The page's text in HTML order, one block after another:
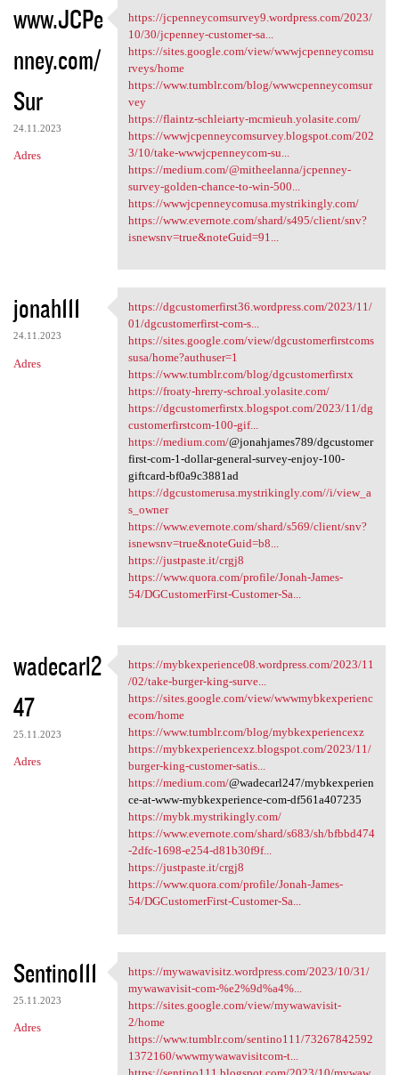
www.JCPe
nney.com/
Sur
24.11.2023
Adres
https://jcpenneycomsurvey9
https://jcpenneycomsurvey9.wordpress.com/2023/
10/30/jcpenney-customer-sa...
https://sites.google.com/view/wwwjcpenneycomsu
rveys/home
https://www.tumblr.com/blog/wwwcpenneycomsur
vey
https://flaintz-schleiarty-mcmieuh.yolasite.com/
https://wwwjcpenneycomsurvey.blogspot.com/202
3/10/take-wwwjcpenneycom-su...
https://medium.com/@mitheelanna/jcpenney-
survey-golden-chance-to-win-500...
https://wwwjcpenneycomusa.mystrikingly.com/
https://www.evernote.com/shard/s495/client/snv?
isnewsnv=true&noteGuid=91...
jonah111
24.11.2023
Adres
https://dgcustomerfirst36
https://dgcustomerfirst36.wordpress.com/2023/11/
01/dgcustomerfirst-com-s...
https://sites.google.com/view/dgcustomerfirstcoms
susa/home?authuser=1
https://www.tumblr.com/blog/dgcustomerfirstx
https://froaty-hrerry-schroal.yolasite.com/
https://dgcustomerfirstx.blogspot.com/2023/11/dg
customerfirstcom-100-gif...
https://medium.com/@jonahjames789/dgcustomer
first-com-1-dollar-general-survey-enjoy-100-
giftcard-bf0a9c3881ad
https://dgcustomerusa.mystrikingly.com//i/view_a
s_owner
https://www.evernote.com/shard/s569/client/snv?
isnewsnv=true&noteGuid=b8...
https://justpaste.it/crgj8
https://www.quora.com/profile/Jonah-James-
54/DGCustomerFirst-Customer-Sa...
wadecarl2
47
25.11.2023
Adres
https://mybkexperience08
https://mybkexperience08.wordpress.com/2023/11
/02/take-burger-king-surve...
https://sites.google.com/view/wwwmybkexperienc
ecom/home
https://www.tumblr.com/blog/mybkexperiencexz
https://mybkexperiencexz.blogspot.com/2023/11/
burger-king-customer-satis...
https://medium.com/@wadecarl247/mybkexperien
ce-at-www-mybkexperience-com-df561a407235
https://mybk.mystrikingly.com/
https://www.evernote.com/shard/s683/sh/bfbbd474
-2dfc-1698-e254-d81b30f9f...
https://justpaste.it/crgj8
https://www.quora.com/profile/Jonah-James-
54/DGCustomerFirst-Customer-Sa...
Sentino111
25.11.2023
Adres
https://mywawavisitz
https://mywawavisitz.wordpress.com/2023/10/31/
mywawavisit-com-%e2%9d%a4%...
https://sites.google.com/view/mywawavisit-
2/home
https://www.tumblr.com/sentino111/73267842592
1372160/wwwmywawavisitcom-t...